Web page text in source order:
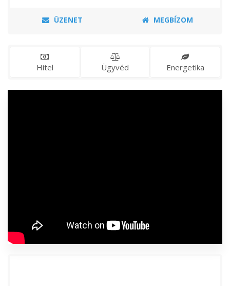
ÜZENET MEGBÍZOM
Hitel Ügyvéd Energetika